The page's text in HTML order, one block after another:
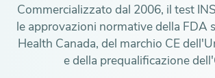
Commercializzato dal 2006, il test
le approvazioni normative della FDA
Health Canada, del marchio CE
e della prequalificazione